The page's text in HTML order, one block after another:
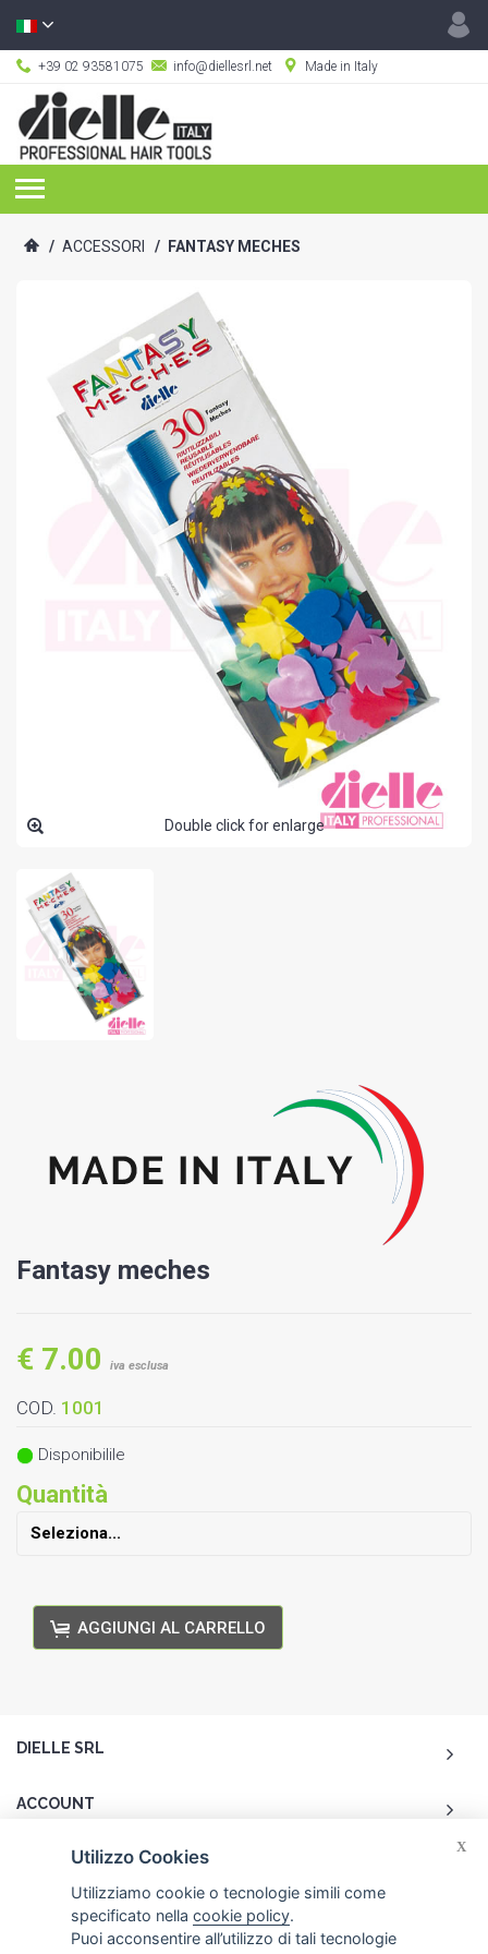
+39 02 93581075 info@diellesrl.net Made in Italy
/ ACCESSORI / FANTASY MECHES
Double click for enlarge
Fantasy meches
€ 7.00 iva esclusa
COD. 1001
Disponibilile
Quantità
AGGIUNGI AL CARRELLO
DIELLE SRL
ACCOUNT
CUSTOMER CARE
CONTATTI
Utilizzo Cookies
Utilizziamo cookie o tecnologie simili come
specificato nellacookie policy.
Puoi acconsentire all’utilizzo di tali tecnologie
X